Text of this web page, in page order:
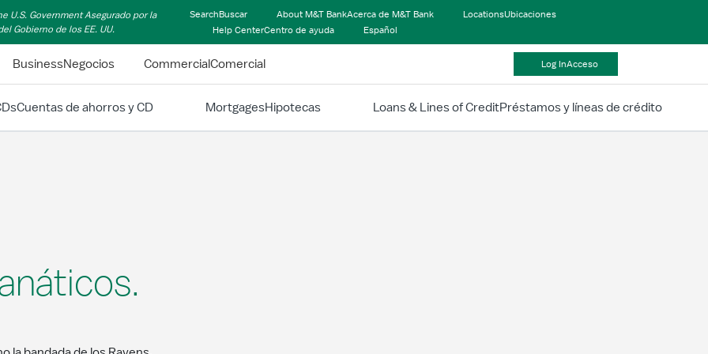
U.S. Government Asegurado por la
Gobierno de los EE. UU.
SearchBuscar About M&T BankAcerca de M&T Bank LocationsUbicaciones
Help CenterCentro de ayuda Español
BusinessNegocios CommercialComercial Log InAcceso
Cuentas de ahorros y CD MortgagesHipotecas Loans & Lines of CreditPréstamos y líneas de crédito